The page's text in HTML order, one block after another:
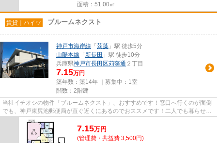
面積：51.00㎡
賃貸｜ハイツ ブルームネクスト
神戸市海岸線 「 苅藻 」駅 徒歩5分
山陽本線 「 新長田 」駅 徒歩10分
兵庫県神戸市長田区苅藻通 ２丁目
7.15万円
築年数：築14年 ｜募集中： 1室
階数：2階建
当社イチオシの物件「ブルームネクスト」、おすすめです！窓口へ行くのが面倒
でも、神戸東尻池郵便局が直ぐ近くにあるのでおススメです！二人でも暮らせま
すので新婚さんにもオススメ...
7.15万円
(管理費・共益費 3,500円)